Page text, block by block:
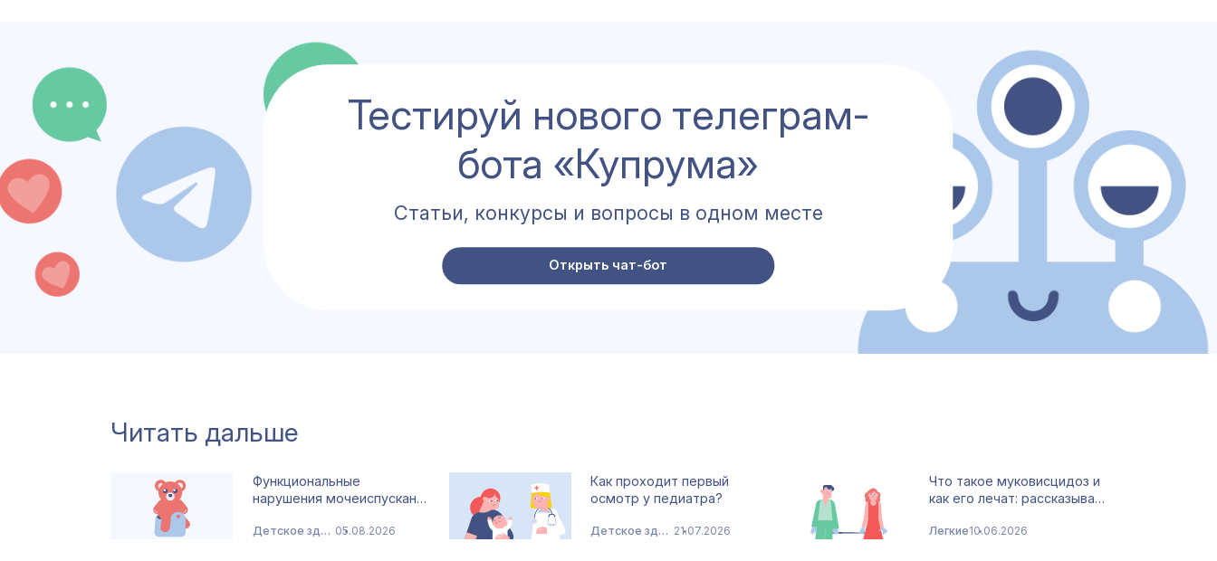
Тестируй нового телеграм-
бота «Купрума»
Cтатьи, конкурсы и вопросы в одном месте
Открыть чат-бот
Читать дальше
Функциональные
нарушения мочеиспускан…
Детское здоровье 05.08.2026
Как проходит первый
осмотр у педиатра?
Детское здоровье 21.07.2026
Что такое муковисцидоз и
как его лечат: рассказыва…
Легкие10.06.2026